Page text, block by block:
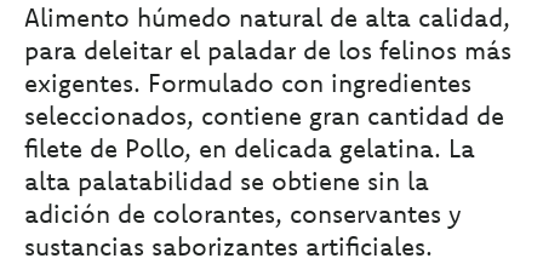
Alimento húmedo natural de alta calidad,
para deleitar el paladar de los felinos más
exigentes. Formulado con ingredientes
seleccionados, contiene gran cantidad de
filete de Pollo, en delicada gelatina. La
alta palatabilidad se obtiene sin la
adición de colorantes, conservantes y
sustancias saborizantes artificiales.